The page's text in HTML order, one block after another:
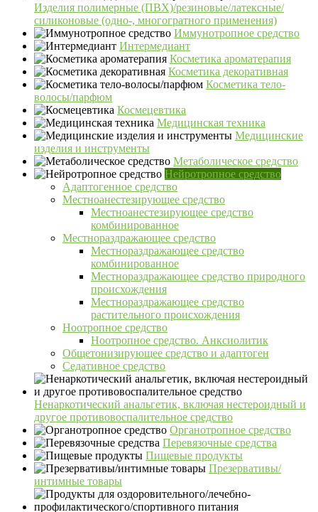
Изделия полимерные (ПВХ)/резиновые/латексные/
силиконовые (одно-, многогратного применения)
Иммунотропное средство
Интермедиант
Косметика ароматерапия
Косметика декоративная
Косметика тело-
волосы/парфюм
Космецевтика
Медицинская техника
Медицинские
изделия и инструменты
Метаболическое средство
Нейротропное средство
Адаптогенное средство
Местноанестезирующее средство
Местноанестезирующее средство
комбинированное
Местнораздражающее средство
Местнораздражающее средство
комбинированное
Местнораздражающее средство природного
происхождения
Местнораздражающее средство
растительного происхождения
Ноотропное средство
Ноотропное средство. Анксиолитик
Общетонизирующее средство и адаптоген
Седативное средство
Ненаркотический анальгетик, включая нестероидный и
другое противовоспалительное средство
Органотропное средство
Перевязочные средства
Пищевые продукты
Презервативы/
интимные товары